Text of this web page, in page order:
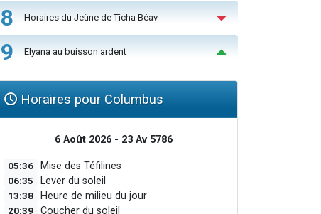
8 Horaires du Jeûne de Ticha Béav
9 Elyana au buisson ardent
Horaires pour Columbus
6 Août 2026 - 23 Av 5786
05:36 Mise des Téfilines
06:35 Lever du soleil
13:38 Heure de milieu du jour
20:39 Coucher du soleil